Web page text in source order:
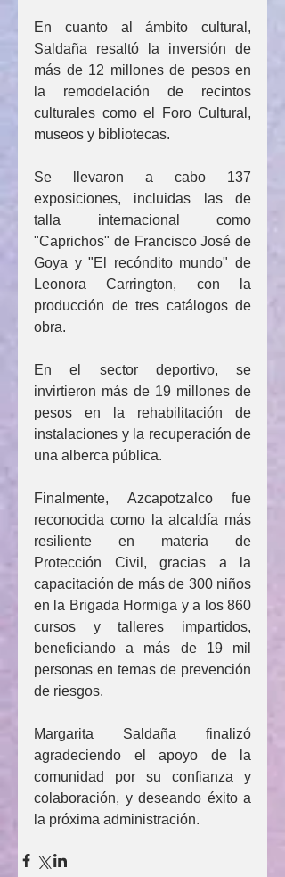
En cuanto al ámbito cultural,
Saldaña resaltó la inversión de
más de 12 millones de pesos en
la remodelación de recintos
culturales como el Foro Cultural,
museos y bibliotecas.
Se llevaron a cabo 137
exposiciones, incluidas las de
talla internacional como
"Caprichos" de Francisco José de
Goya y "El recóndito mundo" de
Leonora Carrington, con la
producción de tres catálogos de
obra.
En el sector deportivo, se
invirtieron más de 19 millones de
pesos en la rehabilitación de
instalaciones y la recuperación de
una alberca pública.
Finalmente, Azcapotzalco fue
reconocida como la alcaldía más
resiliente en materia de
Protección Civil, gracias a la
capacitación de más de 300 niños
en la Brigada Hormiga y a los 860
cursos y talleres impartidos,
beneficiando a más de 19 mil
personas en temas de prevención
de riesgos.
Margarita Saldaña finalizó
agradeciendo el apoyo de la
comunidad por su confianza y
colaboración, y deseando éxito a
la próxima administración.